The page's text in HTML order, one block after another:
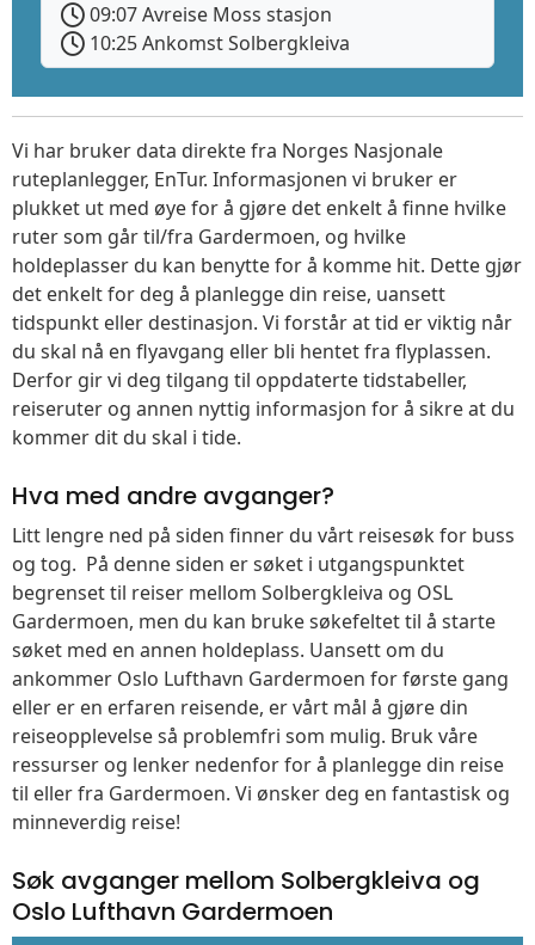
09:07 Avreise Moss stasjon
10:25 Ankomst Solbergkleiva
Vi har bruker data direkte fra Norges Nasjonale
ruteplanlegger, EnTur. Informasjonen vi bruker er
plukket ut med øye for å gjøre det enkelt å finne hvilke
ruter som går til/fra Gardermoen, og hvilke
holdeplasser du kan benytte for å komme hit. Dette gjør
det enkelt for deg å planlegge din reise, uansett
tidspunkt eller destinasjon. Vi forstår at tid er viktig når
du skal nå en flyavgang eller bli hentet fra flyplassen.
Derfor gir vi deg tilgang til oppdaterte tidstabeller,
reiseruter og annen nyttig informasjon for å sikre at du
kommer dit du skal i tide.
Hva med andre avganger?
Litt lengre ned på siden finner du vårt reisesøk for buss
og tog. På denne siden er søket i utgangspunktet
begrenset til reiser mellom Solbergkleiva og OSL
Gardermoen, men du kan bruke søkefeltet til å starte
søket med en annen holdeplass. Uansett om du
ankommer Oslo Lufthavn Gardermoen for første gang
eller er en erfaren reisende, er vårt mål å gjøre din
reiseopplevelse så problemfri som mulig. Bruk våre
ressurser og lenker nedenfor for å planlegge din reise
til eller fra Gardermoen. Vi ønsker deg en fantastisk og
minneverdig reise!
Søk avganger mellom Solbergkleiva og
Oslo Lufthavn Gardermoen